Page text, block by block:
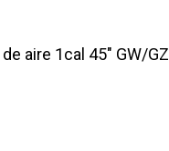
aire 1cal 45″ GW/GZ